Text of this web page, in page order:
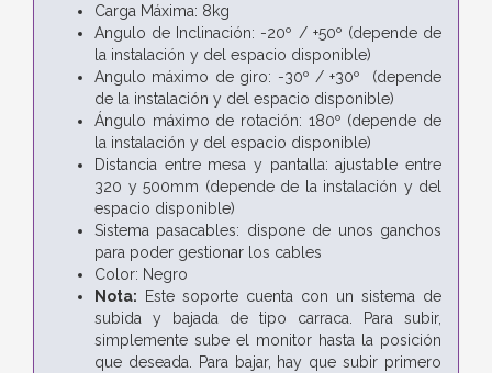
Carga Máxima: 8kg
Angulo de Inclinación: -20º / +50º (depende de
la instalación y del espacio disponible)
Angulo máximo de giro: -30º / +30º (depende
de la instalación y del espacio disponible)
Ángulo máximo de rotación: 180º (depende de
la instalación y del espacio disponible)
Distancia entre mesa y pantalla: ajustable entre
320 y 500mm (depende de la instalación y del
espacio disponible)
Sistema pasacables: dispone de unos ganchos
para poder gestionar los cables
Color: Negro
Nota: Este soporte cuenta con un sistema de
subida y bajada de tipo carraca. Para subir,
simplemente sube el monitor hasta la posición
que deseada. Para bajar, hay que subir primero